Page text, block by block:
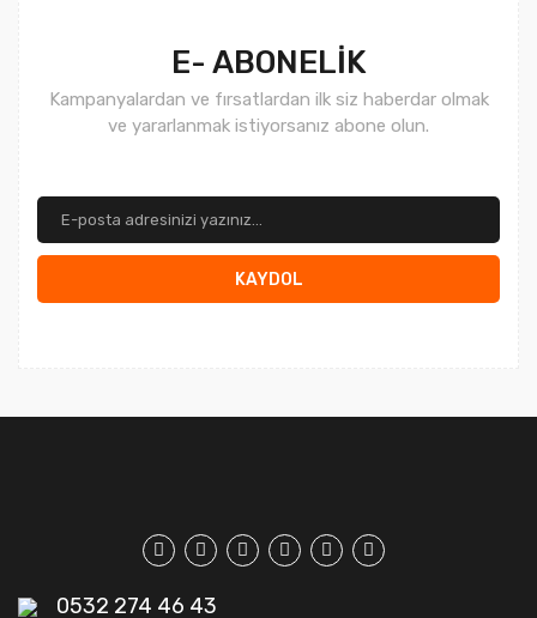
E- ABONELİK
Kampanyalardan ve fırsatlardan ilk siz haberdar olmak
ve yararlanmak istiyorsanız abone olun.
KAYDOL
0532 274 46 43